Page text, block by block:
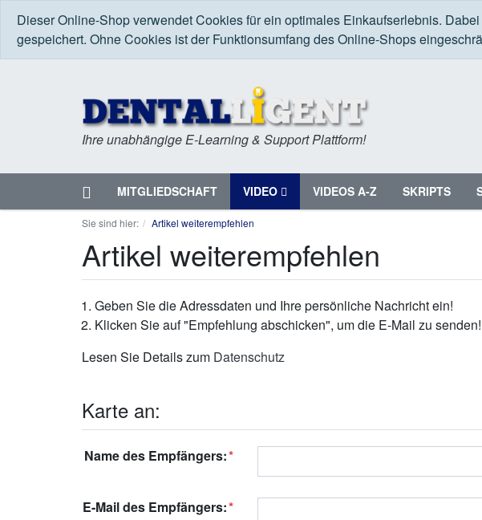
Dieser Online-Shop verwendet Cookies für ein optimales Einkaufserlebnis.
gespeichert. Ohne Cookies ist der Funktionsumfang des Online-Shops
Ihre unabhängige E-Learning & Support Plattform!
Startseite
Menü MITGLIEDSCHAFT VIDEO VIDEOS A-Z SKRIPTS
Sie sind hier: Artikel weiterempfehlen
Artikel weiterempfehlen
Geben Sie die Adressdaten und Ihre persönliche Nachricht ein!
Klicken Sie auf "Empfehlung abschicken", um die E-Mail zu senden!
Lesen Sie Details zum Datenschutz
Karte an:
Name des Empfängers:
E-Mail des Empfängers: